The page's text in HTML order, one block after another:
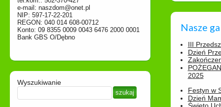
e-mail: naszdom@onet.pl
NIP: 597-17-22-201
REGON: 040 014 608-00712
Konto: 09 8355 0009 0043 6476 2000 0001
Bank GBS O/Dębno
Wyszukiwanie
Nasze
III
Dzień
2025
Festyn w
Dzień